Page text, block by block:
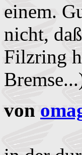
einem.
nicht,
Filzring
von